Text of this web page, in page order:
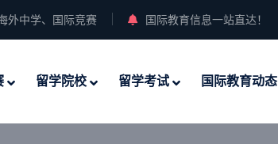
外中学、国际竞赛 国际教育信息一站直达！
留学院校 留学考试 国际教育动态